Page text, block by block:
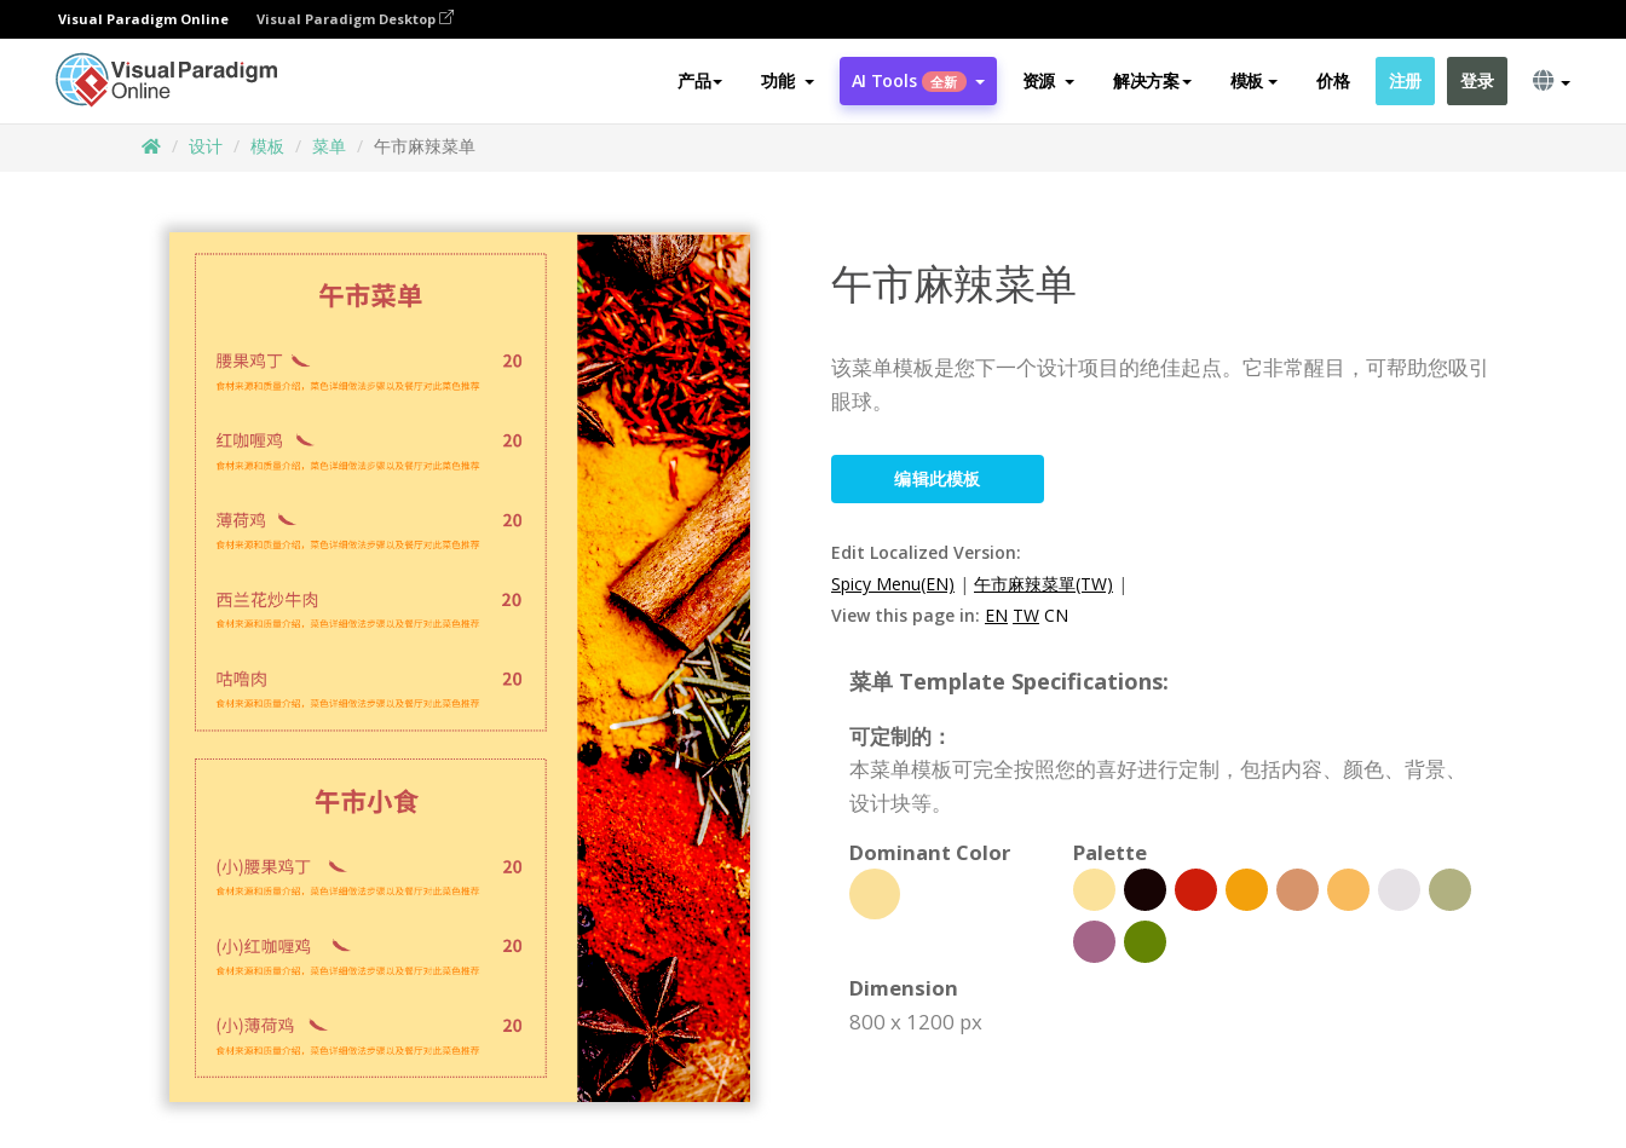
Visual Paradigm Online Visual Paradigm Desktop
产品 功能 AI Tools 全新 资源 解决方案 模板 价格 注册 登录
设计 模板 菜单 午市麻辣菜单
午市麻辣菜单
该菜单模板是您下一个设计项目的绝佳起点。它非常醒目，可帮助您吸引
眼球。
编辑此模板
Edit Localized Version:
Spicy Menu(EN) | 午市麻辣菜單(TW) |
View this page in: EN TW CN
菜单 Template Specifications:
可定制的：
本菜单模板可完全按照您的喜好进行定制，包括内容、颜色、背景、
设计块等。
Dominant Color
Palette
Dimension
800 x 1200 px